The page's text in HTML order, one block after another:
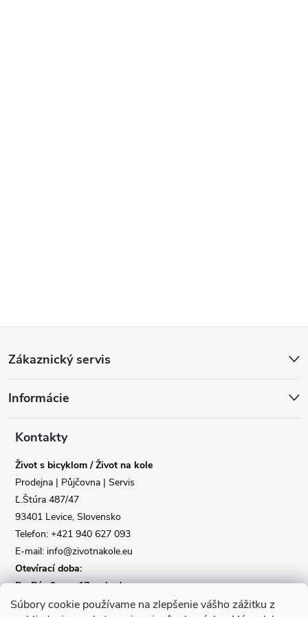
Súbory cookie používame na zlepšenie vášho zážitku z
p
Zákaznický servis
Informácie
Kontakty
Život s bicyklom / Život na kole
Prodejna | Půjčovna | Servis
Ľ.Štúra 487/47
93401 Levice, Slovensko
Telefon: +421 940 627 093
E-mail: info@zivotnakole.eu
Otevírací doba:
Po-Pá : 9,oo - 17,oo hod
So : 9,oo - 12,oo | Ne : Zavřeno
Reklamace